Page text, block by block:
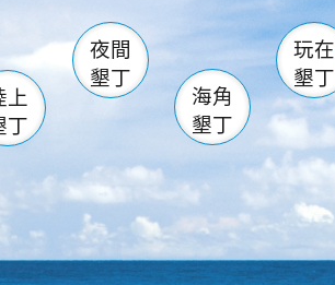
南仁湖
滿州 佳樂水
森林遊樂區
墾管處遊客中心
社頂公園 風吹沙
船帆石 龍磐公園
香蕉灣 龍坑
鵝鑾鼻
上
丁
夜間
墾丁
海角
墾丁
玩在
墾丁